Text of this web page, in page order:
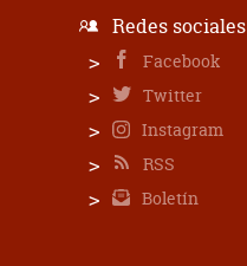
Redes sociales
Facebook
Twitter
Instagram
RSS
Boletín